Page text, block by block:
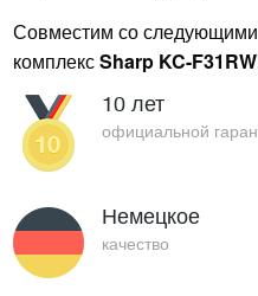
Совместим со
комплексSharp KC-F31RW
10 лет
официальной
Немецкое
качество